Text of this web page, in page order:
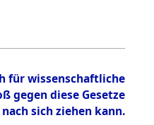
für wissenschaftliche
gegen diese Gesetze
sich ziehen kann.